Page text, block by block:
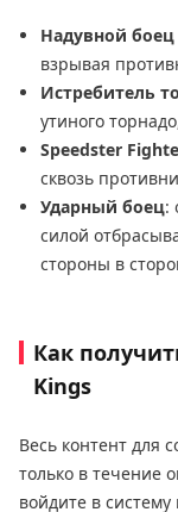
Надувной
взрывая
Истребитель
утиного
Speedster
сквозь
Ударный боец:
силой
стороны в
Как
Kings
Весь контент для
только в течение
войдите в